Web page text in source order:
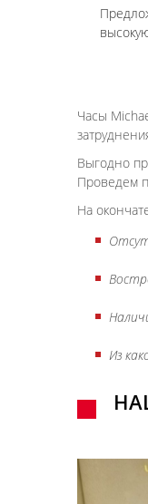
Часы
Выгодно
Проведем
На
Из